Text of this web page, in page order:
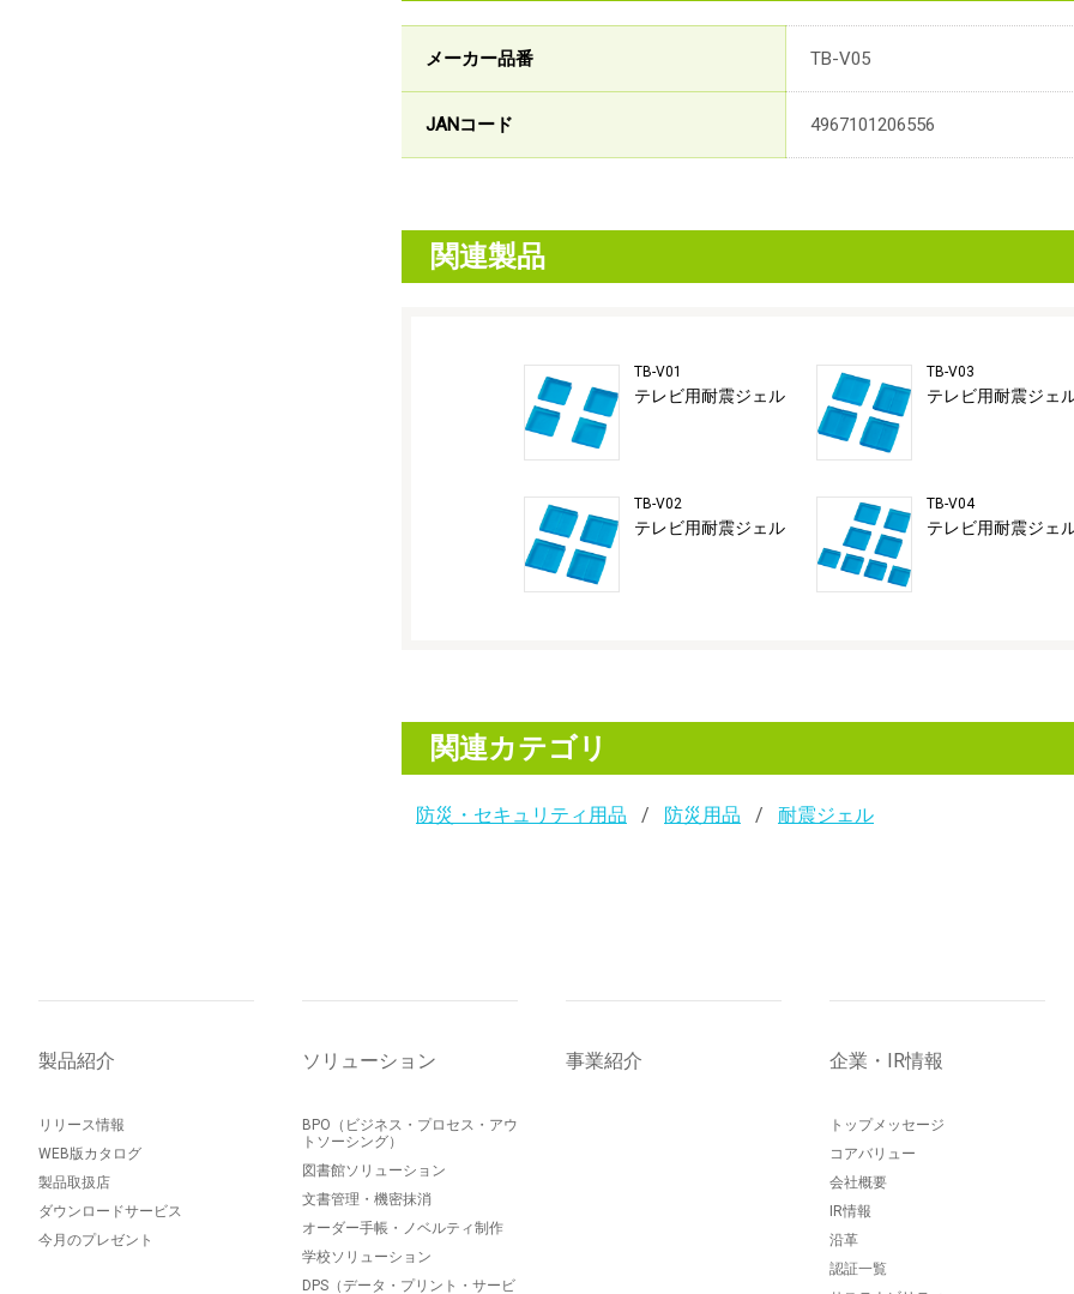
メーカー品番 TB-V05
JANコード 4967101206556
関連製品
TB-V01
テレビ用耐震ジェル
TB-V02
テレビ用耐震ジェル
TB-V03
テレビ用耐震ジェ
TB-V04
テレビ用耐震ジェ
関連カテゴリ
防災・セキュリティ用品 防災用品 耐震ジェル
製品紹介
リリース情報
WEB版カタログ
製品取扱店
ダウンロードサービス
今月のプレゼント
ソリューション
BPO（ビジネス・プロセス・アウ
トソーシング）
図書館ソリューション
文書管理・機密抹消
オーダー手帳・ノベルティ制作
学校ソリューション
DPS（データ・プリント・サービ
事業紹介 企業・IR情報
トップメッセージ
コアバリュー
会社概要
IR情報
沿革
認証一覧